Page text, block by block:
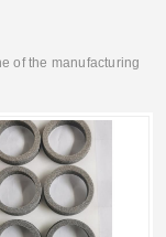
of the manufacturing